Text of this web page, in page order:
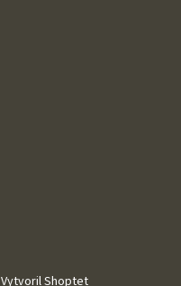
Vytvoril Shoptet